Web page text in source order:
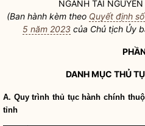
NGÀNH TÀI
(Ban hành kèm theo Quyết định
5 năm 2023 của Chủ tịch Ủy
DANH MỤC THỦ
A. Quy trìnhthủ tục hành chính
tỉnh